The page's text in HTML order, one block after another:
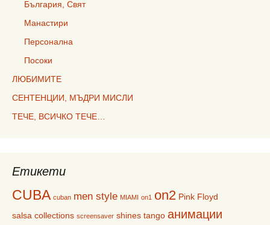
България, Свят
Манастири
Персонална
Посоки
ЛЮБИМИТЕ
СЕНТЕНЦИИ, МЪДРИ МИСЛИ
ТЕЧЕ, ВСИЧКО ТЕЧЕ…
Етикети
CUBA cuban men style MIAMI on1 on2 Pink Floyd
salsa collections screensaver shines tango анимации